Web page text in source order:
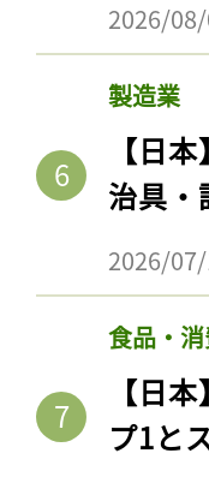
2026/
製造業
【日
治具・
2026/
食品・
【日
プ1と